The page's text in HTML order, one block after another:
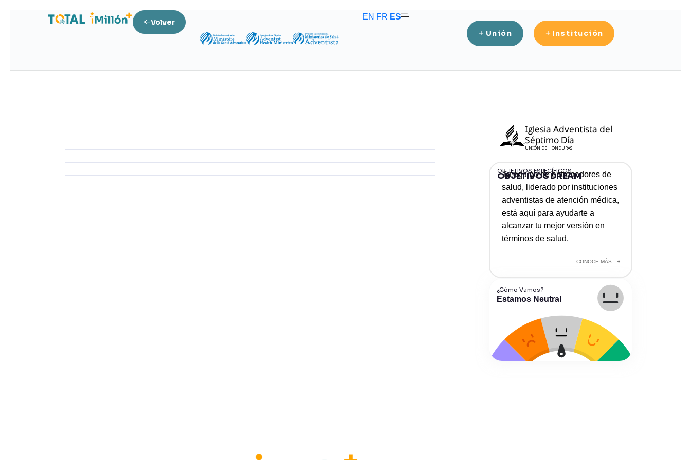
Volver
EN FR ES
Unión Institución
Iglesia Adventista del
Séptimo Día
UNIÓN DE HONDURAS
OBJETIVOS ESPECÍFICOS
Tu equipo de entrenadores de
salud, liderado por instituciones
adventistas de atención médica,
está aquí para ayudarte a
alcanzar tu mejor versión en
términos de salud.
CONOCE MÁS
OBJETIVOS DREAM
¿Cómo Vamos?
Estamos Neutral